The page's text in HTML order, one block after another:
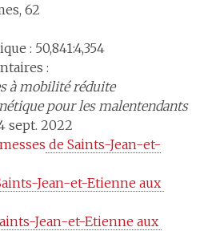
62
: 50,841:4,354
:
à mobilité réduite
pour les malentendants
sept. 2022
de Saints-Jean-et-
Jean-et-Etienne aux
Jean-et-Etienne aux